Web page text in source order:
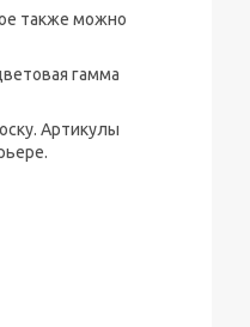
также можно
гамма
Артикулы